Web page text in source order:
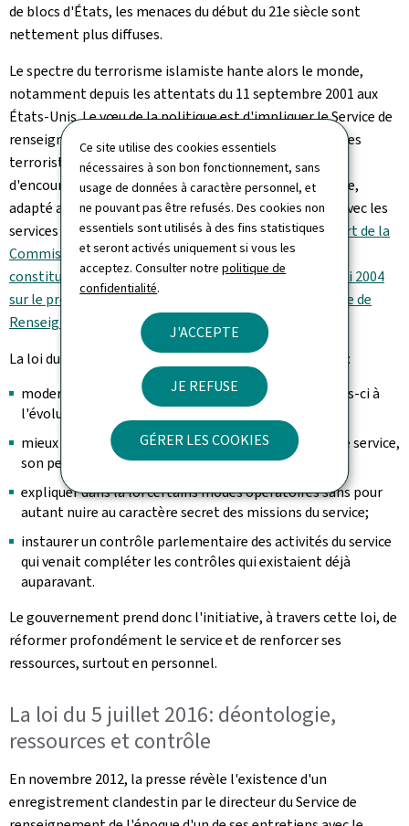
Ce site utilise des cookies essentiels
nécessaires à son bon fonctionnement, sans
usage de données à caractère personnel, et
ne pouvant pas être refusés. Des cookies non
essentiels sont utilisés à des fins statistiques
et seront activés uniquement si vous les
acceptez. Consulter notrepolitique de
confidentialité.
J'ACCEPTE
JE REFUSE
GÉRER LES COOKIES
de blocs d'États, les menaces du début du 21e siècle sont
nettement plus diffuses.
Le spectre du terrorisme islamiste hante alors le monde,
notamment depuis les attentats du 11 septembre 2001 aux
États-Unis. Le vœu de la politique est d'impliquer le Service de
renseignement dans la lutte préventive contre des actes
terroristes susceptibles d'intervenir sur le territoire et
d'encourager l'émergence "d'un service secret moderne,
adapté aux exigences de notre époque et compatible avec les
services étrangers et alliés". (voir également leRapport de la
Commission des institutions et de la révision
constitutionnelle de la Chambre des Députés du 13 mai 2004
sur le projet de loi 5133 portant organisation du Service de
Renseignement de l'État) (Pdf)
La loi du 15 juin 2004 a ainsi pour objectif à l'époque de :
moderniser les missions du service et d'adapter celles-ci à
l'évolution des menaces;
mieux définir les moyens dont était censé disposer le service,
son personnel et son accès aux informations;
expliquer dans la loi certains modes opératoires sans pour
autant nuire au caractère secret des missions du service;
instaurer un contrôle parlementaire des activités du service
qui venait compléter les contrôles qui existaient déjà
auparavant.
Le gouvernement prend donc l'initiative, à travers cette loi, de
réformer profondément le service et de renforcer ses
ressources, surtout en personnel.
La loi du 5 juillet 2016: déontologie,
ressources et contrôle
En novembre 2012, la presse révèle l'existence d'un
enregistrement clandestin par le directeur du Service de